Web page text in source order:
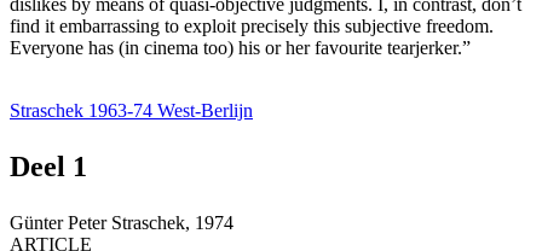
find it embarrassing to exploit precisely this subjective freedom.
Everyone has (in cinema too) his or her favourite tearjerker.”
Straschek 1963-74 West-Berlijn
Deel 1
Günter Peter Straschek, 1974
ARTICLE